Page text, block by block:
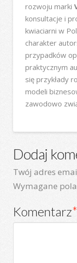
rozwoju marki
konsultacje i
kwiaciarni w
charakter
przypadków
praktycznym
się przykłady
modeli
zawodowo
Dodaj
Twój adres
Wymagane
Komentarz*